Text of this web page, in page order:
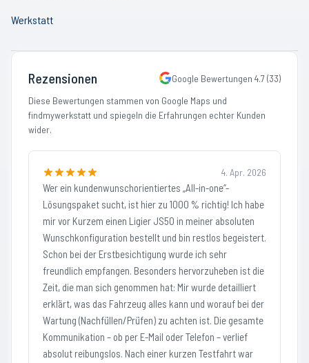
Werkstatt
Rezensionen Google Bewertungen 4.7(33)
Diese Bewertungen stammen von Google Maps und
findmywerkstatt und spiegeln die Erfahrungen echter Kunden
wider.
4. Apr. 2026
Wer ein kundenwunschorientiertes „All-in-one“-
Lösungspaket sucht, ist hier zu 1000 % richtig! Ich habe
mir vor Kurzem einen Ligier JS50 in meiner absoluten
Wunschkonfiguration bestellt und bin restlos begeistert.
Schon bei der Erstbesichtigung wurde ich sehr
freundlich empfangen. Besonders hervorzuheben ist die
Zeit, die man sich genommen hat: Mir wurde detailliert
erklärt, was das Fahrzeug alles kann und worauf bei der
Wartung (Nachfüllen/Prüfen) zu achten ist. Die gesamte
Kommunikation – ob per E-Mail oder Telefon – verlief
absolut reibungslos. Nach einer kurzen Testfahrt war